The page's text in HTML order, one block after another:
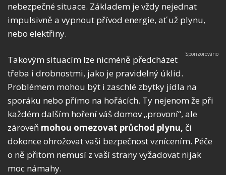
nebezpečné situace. Základem je vždy nejednat
impulsivně a vypnout přívod energie, ať už plynu,
nebo elektřiny.
Takovým situacím lze nicméně předcházet
třeba i drobnostmi, jako je pravidelný úklid.
Problémem mohou být i zaschlé zbytky jídla na
sporáku nebo přímo na hořácích. Ty nejenom že při
každém dalším hoření váš domov „provoní“, ale
zároveň mohou omezovat průchod plynu, či
dokonce ohrožovat vaši bezpečnost vznícením. Péče
o ně přitom nemusí z vaší strany vyžadovat nijak
moc námahy.